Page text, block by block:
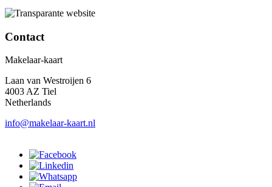
Contact
Makelaar-kaart
Laan van Westroijen 6
4003 AZ Tiel
Netherlands
info@makelaar-kaart.nl